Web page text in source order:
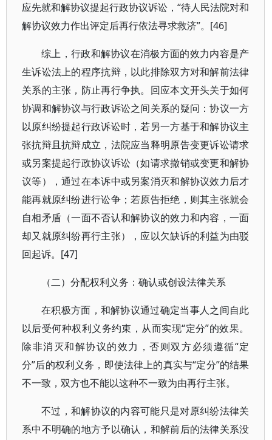
应先就和解协议提起行政协议诉讼，“待人民法院对和
解协议效力作出评定后再行依法寻求救济”。[46]
综上，行政和解协议在消极方面的效力内容是产
生诉讼法上的程序抗辩，以此排除双方对和解前法律
关系的主张，防止再行争执。回应本文开头关于如何
协调和解协议与行政诉讼之间关系的疑问：协议一方
以原纠纷提起行政诉讼时，若另一方基于和解协议主
张抗辩且抗辩成立，法院应当释明原告变更诉讼请求
或另案提起行政协议诉讼（如请求撤销或变更和解协
议等），通过在本诉中或另案消灭和解协议效力后才
能再就原纠纷进行讼争；若原告拒绝，则其主张就会
自相矛盾（一面不否认和解协议的效力和内容，一面
却又就原纠纷再行主张），应以欠缺诉的利益为由驳
回起诉。[47]
（二）分配权利义务：确认或创设法律关系
在积极方面，和解协议通过确定当事人之间自此
以后受何种权利义务约束，从而实现“定分”的效果。
除非消灭和解协议的效力，否则双方必须遵循“定
分”后的权利义务，即使法律上的真实与“定分”的结果
不一致，双方也不能以这种不一致为由再行主张。
不过，和解协议的内容可能只是对原纠纷法律关
系中不明确的地方予以确认，和解前后的法律关系没